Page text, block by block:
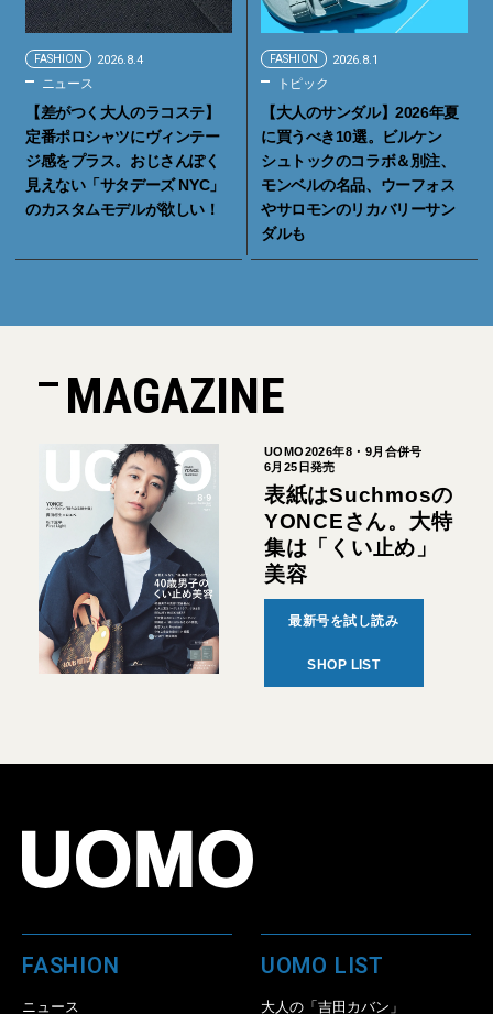
FASHION 2026.8.4
ニュース
【差がつく大人のラコステ】
定番ポロシャツにヴィンテー
ジ感をプラス。おじさんぽく
見えない「サタデーズ NYC」
のカスタムモデルが欲しい！
FASHION 2026.8.1
トピック
【大人のサンダル】2026年夏
に買うべき10選。ビルケン
シュトックのコラボ＆別注、
モンベルの名品、ウーフォス
やサロモンのリカバリーサン
ダルも
MAGAZINE
UOMO2026年8・9月合併号
6月25日発売
表紙はSuchmosの
YONCEさん。大特
集は「くい止め」
美容
最新号を試し読み
SHOP LIST
FASHION
ニュース
UOMO LIST
大人の「吉田カバン」